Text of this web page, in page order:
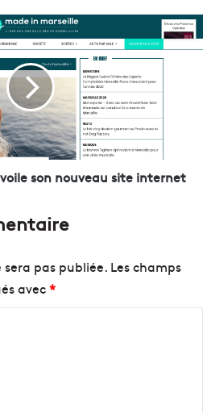
son nouveau site internet
pas publiée. Les champs
avec*